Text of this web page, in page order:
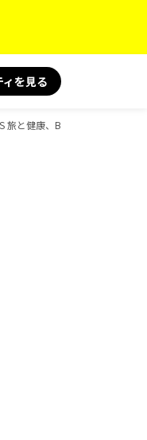
を見る
と健康、BOOKS 旅の読み物